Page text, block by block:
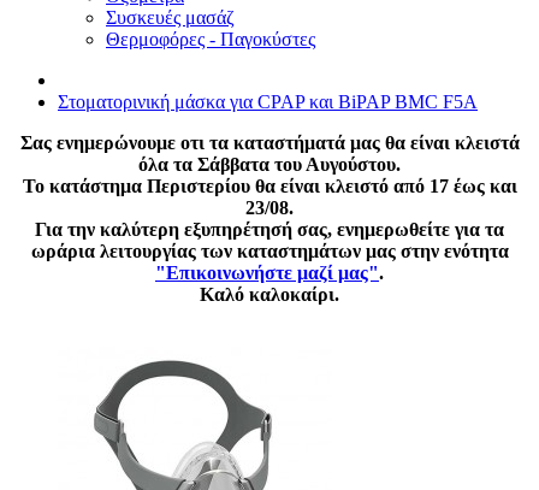
Συσκευές μασάζ
Θερμοφόρες - Παγοκύστες
Στοματορινική μάσκα για CPAP και BiPAP BMC F5A
Σας ενημερώνουμε οτι τα καταστήματά μας θα είναι κλειστά
όλα τα Σάββατα του Αυγούστου.
Το κατάστημα Περιστερίου θα είναι κλειστό από 17 έως και
23/08.
Για την καλύτερη εξυπηρέτησή σας, ενημερωθείτε για τα
ωράρια λειτουργίας των καταστημάτων μας στην ενότητα
"Επικοινωνήστε μαζί μας".
Καλό καλοκαίρι.